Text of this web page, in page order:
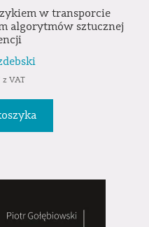
w transporcie
algorytmów sztucznej
z VAT